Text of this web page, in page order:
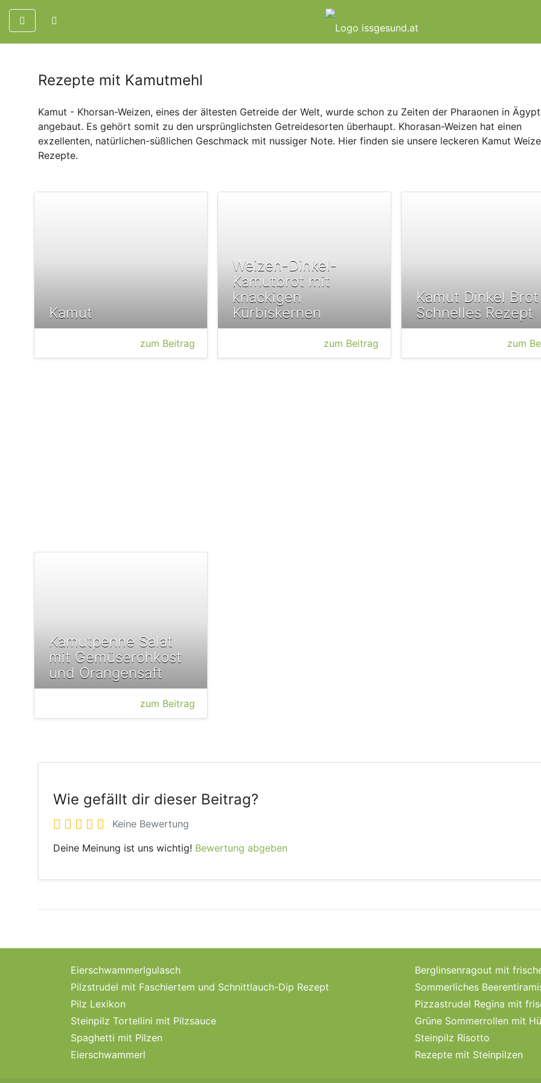
Rezepte mit Kamutmehl
Kamut - Khorsan-Weizen, eines der ältesten Getreide der Welt, wurde schon zu Zeiten der Pharaonen in
angebaut. Es gehört somit zu den ursprünglichsten Getreidesorten überhaupt. Khorasan-Weizen hat einen
exzellenten, natürlichen-süßlichen Geschmack mit nussiger Note. Hier finden sie unsere leckeren Kamut
Rezepte.
Kamut
zum Beitrag
Weizen-Dinkel-
Kamutbrot mit
knackigen
Kürbiskernen
zum Beitrag
Kamut Dinkel
Schnelles Rezept
zum
Kamutpenne Salat
mit Gemüserohkost
und Orangensaft
zum Beitrag
Wie gefällt dir dieser Beitrag?
Keine Bewertung
Deine Meinung ist uns wichtig! Bewertung abgeben
Eierschwammerlgulasch
Pilzstrudel mit Faschiertem und Schnittlauch-Dip Rezept
Pilz Lexikon
Steinpilz Tortellini mit Pilzsauce
Spaghetti mit Pilzen
Eierschwammerl
Berglinsenragout mit
Sommerliches
Pizzastrudel Regina mit
Grüne Sommerrollen mit
Steinpilz Risotto
Rezepte mit Steinpilzen